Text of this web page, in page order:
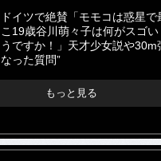
ドイツで絶賛「モモコは惑星
こ19歳谷川萌々子は何がスゴ
うですか！」天才少女説や30m
なった質問”
もっと見る